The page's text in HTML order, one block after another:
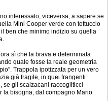
interessato, viceversa, a sapere se
Mini Cooper verde con tettuccio
ben che minimo indizio su quella
sì che la brava e determinata
quale fosse la reale geometria
Trappola ipotizzata per un vero
già fragile, in quei frangenti
se gli scalzacani raccogliticci
la bisogna, dal compagno Mario